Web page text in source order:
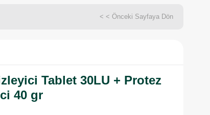
< < Önceki Sayfaya Dön
Tablet 30LU + Protez
40 gr